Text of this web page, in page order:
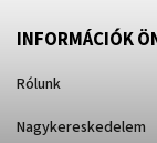
INFORMÁCIÓK
Rólunk
Nagykereskedelem